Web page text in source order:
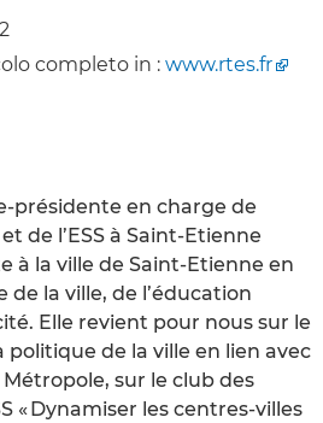
completo in : www.rtes.fr
présidente en charge de
de l’ESS à Saint-Etienne
à la ville de Saint-Etienne en
la ville, de l’éducation
Elle revient pour nous sur le
de la ville en lien avec
Métropole, sur le club des
« Dynamiser les centres-villes